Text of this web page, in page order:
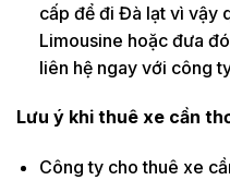
cấp để đi Đà lạt vì vậy
Limousine hoặc đưa
liên hệ ngay với công
Lưu ý khi thuê xe cần
Công ty cho thuê xe